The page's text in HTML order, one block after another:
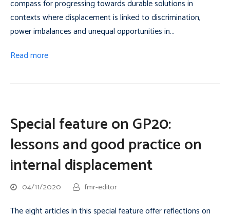
compass for progressing towards durable solutions in
contexts where displacement is linked to discrimination,
power imbalances and unequal opportunities in…
Read more
Special feature on GP20:
lessons and good practice on
internal displacement
04/11/2020 fmr-editor
The eight articles in this special feature offer reflections on